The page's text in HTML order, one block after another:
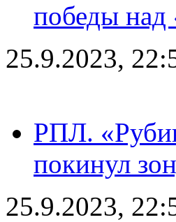
победы
25.9.2023,
РПЛ.
покинул
25.9.2023,